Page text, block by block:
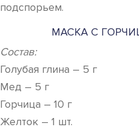
подспорьем.
МАСКА С
Состав:
Голубая глина – 5 г
Мед – 5 г
Горчица – 10 г
Желток – 1 шт.